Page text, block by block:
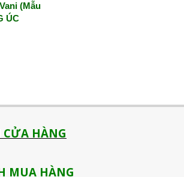
(Mẫu
ÚC
HÀNG
MUA HÀNG